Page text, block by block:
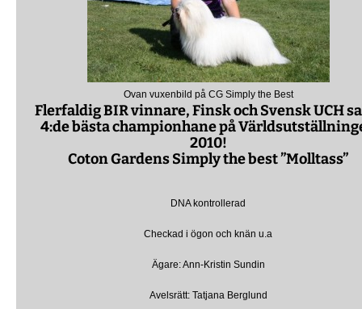
Ovan vuxenbild på CG Simply the Best
Flerfaldig BIR vinnare, Finsk och Svensk UCH
4:de bästa championhane på
2010!
Coton Gardens Simply the best ”Molltass”
DNA kontrollerad
Checkad i ögon och knän u.a
Ägare: Ann-Kristin Sundin
Avelsrätt: Tatjana Berglund